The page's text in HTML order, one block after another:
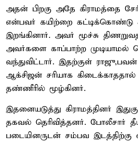
அதன் பிறகு அதே கிராமத்தை
என்பவர் கயிற்றை கட்டிக்கொண்டு
இறங்கினார். அவர் மூச்சு
அவர்களை காப்பாற்ற முடியாமல்
வந்துவிட்டார். இதற்குள் ராஜு,பவன்
ஆக்சிஜன் சரியாக
தண்ணீரில் மூழ்கினர்.
இதனையடுத்து கிராமத்தினர்
தகவல் தெரிவித்தனர். போலீசார்
படையினருடன் சம்பவ இடத்திற்கு